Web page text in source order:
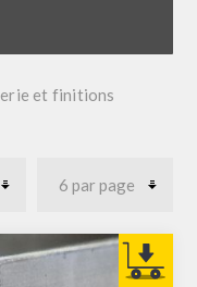
et finitions